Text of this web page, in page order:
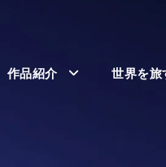
作品紹介 世界を旅